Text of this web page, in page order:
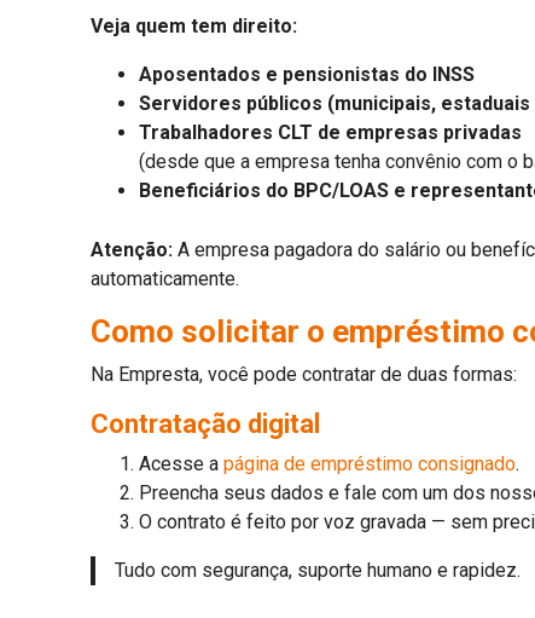
Veja quem tem direito:
Aposentados e pensionistas do INSS
Servidores públicos (municipais,
Trabalhadores CLT de empresas privadas
(desde que a empresa tenha convênio com o
Beneficiários do BPC/LOAS e
Atenção: A empresa pagadora do salário ou
automaticamente.
Como solicitar o empréstimo
Na Empresta, você pode contratar de duas formas:
Contratação digital
Acesse a página de empréstimo consignado.
Preencha seus dados e fale com um dos
O contrato é feito por voz gravada — sem
Tudo com segurança, suporte humano e rapidez.